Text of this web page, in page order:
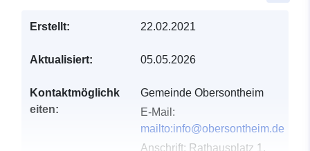
Erstellt: 22.02.2021
Aktualisiert: 05.05.2026
Kontaktmöglichk
eiten:
Gemeinde Obersontheim
E-Mail:
mailto:info@obersontheim.de
Anschrift: Rathausplatz 1,